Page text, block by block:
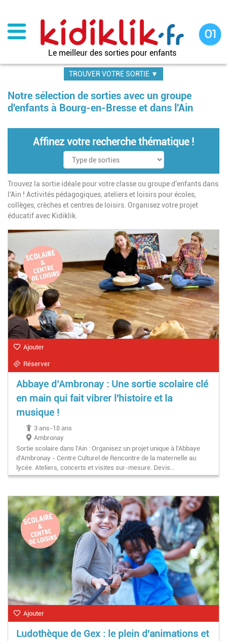
contenu
principal
Le meilleur des sorties pour enfants
TROUVER VOTRE SORTIE ▼
Notre sélection de sorties avec un groupe
d'enfants à Bourg-en-Bresse et dans l'Ain
Affinez votre recherche thématique !
Trouvez la sortie idéale pour votre classe ou groupe d'enfants dans
l'Ain ! Activités pédagogiques, ateliers et loisirs pour écoles,
collèges, crèches et centres de loisirs. Organisez votre projet
éducatif avec Kidiklik.
Ajouter
Réserver
Abbaye d’Ambronay : Une sortie scolaire clé
en main qui fait vibrer l'histoire et la
musique !
3 ans-18 ans
Ambronay
Sortie scolaire dans l'Ain : Organisez un projet unique à l'Abbaye
d'Ambronay - Centre Culturel de Rencontre de la maternelle au
lycée. Ateliers, concerts et visites sur-mesure. Devis…
Ajouter
Ludothèque de Gex : le plein d'animations et